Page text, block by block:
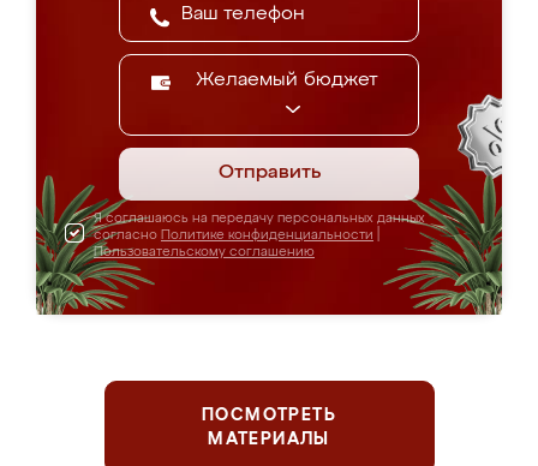
Желаемый бюджет
Отправить
Я соглашаюсь на передачу персональных данных
согласно Политике конфиденциальности
Пользовательскому соглашению
ПОСМОТРЕТЬ
МАТЕРИАЛЫ